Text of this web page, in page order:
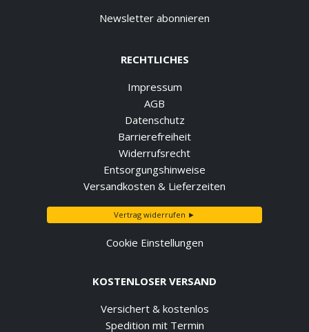
Newsletter abonnieren
RECHTLICHES
Impressum
AGB
Datenschutz
Barrierefreiheit
Widerrufsrecht
Entsorgungshinweise
Versandkosten & Lieferzeiten
Vertrag widerrufen ►
Cookie Einstellungen
KOSTENLOSER VERSAND
Versichert & kostenlos
Spedition mit Termin